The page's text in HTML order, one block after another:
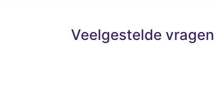
Veelgestelde vragen